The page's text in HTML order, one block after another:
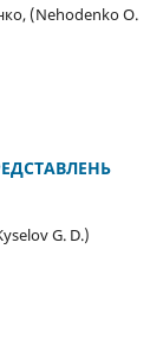
(Nehodenko O.
G. D.)